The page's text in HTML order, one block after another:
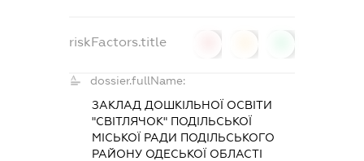
riskFactors.title
dossier.fullName:
ЗАКЛАД ДОШКІЛЬНОЇ ОСВІТИ
"СВІТЛЯЧОК" ПОДІЛЬСЬКОЇ
МІСЬКОЇ РАДИ ПОДІЛЬСЬКОГО
РАЙОНУ ОДЕСЬКОЇ ОБЛАСТІ